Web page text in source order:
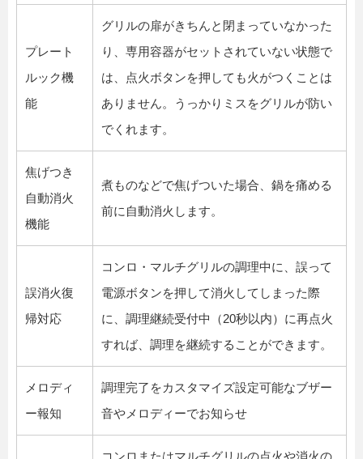
プレート
ルック機
能
グリルの扉がきちんと閉まっていなかった
り、専用容器がセットされていない状態で
は、点火ボタンを押しても火がつくことは
ありません。うっかりミスをグリルが防い
でくれます。
焦げつき
自動消火
機能
煮ものなどで焦げついた場合、鍋を痛める
前に自動消火します。
誤消火復
帰対応
コンロ・マルチグリルの調理中に、誤って
電源ボタンを押して消火してしまった際
に、調理継続受付中（20秒以内）に再点火
すれば、調理を継続することができます。
メロディ
ー報知
調理完了をカスタマイズ設定可能なブザー
音やメロディーでお知らせ